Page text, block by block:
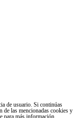
de usuario. Si continúas
de las mencionadas cookies y
para más información.